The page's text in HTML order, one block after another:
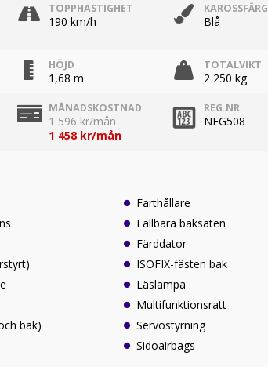
TOPPHASTIGHET
190 km/h
KAROSSFÄRG
Blå
HÖJD
1,68 m
TOTALVIKT
2 250 kg
MÅNADSKOSTNAD
1 596 kr/mån
1 458 kr/mån
REG.NR
NFG508
bak)
Farthållare
Fällbara baksäten
Färddator
ISOFIX-fästen bak
Läslampa
Multifunktionsratt
Servostyrning
Sidoairbags